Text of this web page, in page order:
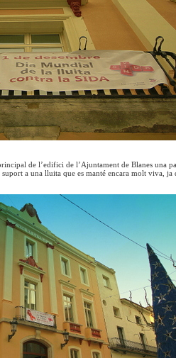
de l’edifici de l’Ajuntament de Blanes una
a una lluita que es manté encara molt viva, ja